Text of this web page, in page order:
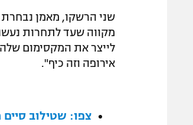
שני הרשקו, מאמן נבחרת
מקווה שעד לתחרות
אירופה וזה כיף".
צפו: שטילוב